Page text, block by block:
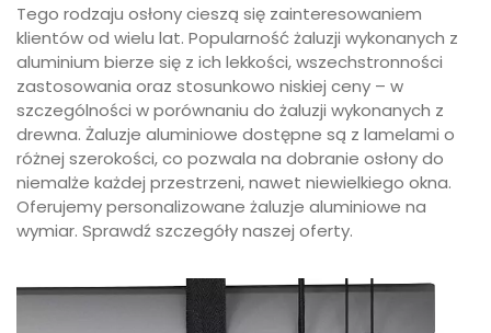
Tego rodzaju osłony cieszą się zainteresowaniem
klientów od wielu lat. Popularność żaluzji wykonanych z
aluminium bierze się z ich lekkości, wszechstronności
zastosowania oraz stosunkowo niskiej ceny – w
szczególności w porównaniu do żaluzji wykonanych z
drewna. Żaluzje aluminiowe dostępne są z lamelami o
różnej szerokości, co pozwala na dobranie osłony do
niemalże każdej przestrzeni, nawet niewielkiego okna.
Oferujemy personalizowane żaluzje aluminiowe na
wymiar. Sprawdź szczegóły naszej oferty.